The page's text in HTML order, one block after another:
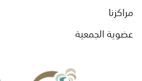
مراكزنا
عضوية الجمعية